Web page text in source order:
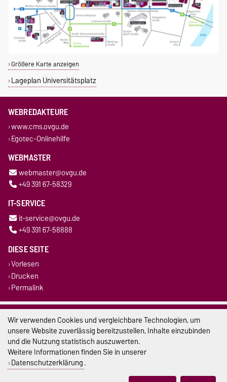
Größere Karte anzeigen
Lageplan Universitätsplatz
WEBREDAKTEURE
www.cms.ovgu.de
Egotec-Onlinehilfe
WEBMASTER
webmaster@ovgu.de
+49 391 67-58329
IT-SERVICE
it-service@ovgu.de
+49 391 67-58888
DIESE SEITE
Vorlesen
Drucken
Permalink
Impressum
Datenschutz
Barrierefreiheit
Cookie-Einstellungen
Wir verwenden Cookies und vergleichbare Technologien, um
unsere Website zuverlässig bereitzustellen, Inhalte einzubinden
und die Nutzung statistisch auszuwerten.
Weitere Informationen finden Sie in unserer
Datenschutzerklärung.